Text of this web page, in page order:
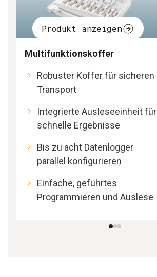
Produkt anzeigen
Multifunktionskoffer
Robuster Koffer für sicheren
Transport
Integrierte Ausleseeinheit für
schnelle Ergebnisse
Bis zu acht Datenlogger
parallel konfigurieren
Einfache, geführtes
Programmieren und Auslese